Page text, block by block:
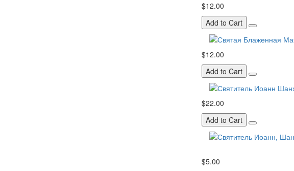
$12.00
Add to Cart
$12.00
Add to Cart
$22.00
Add to Cart
$5.00